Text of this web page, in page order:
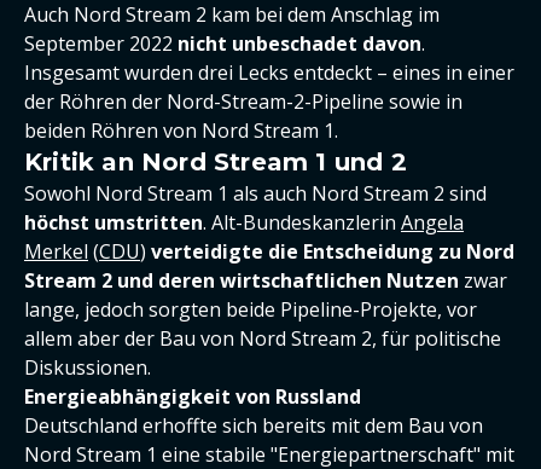
Auch Nord Stream 2 kam bei dem Anschlag im
September 2022 nicht unbeschadet davon.
Insgesamt wurden drei Lecks entdeckt – eines in einer
der Röhren der Nord-Stream-2-Pipeline sowie in
beiden Röhren von Nord Stream 1.
Kritik an Nord Stream 1 und 2
Sowohl Nord Stream 1 als auch Nord Stream 2 sind
höchst umstritten. Alt-Bundeskanzlerin Angela
Merkel (CDU) verteidigte die Entscheidung zu Nord
Stream 2 und deren wirtschaftlichen Nutzen zwar
lange, jedoch sorgten beide Pipeline-Projekte, vor
allem aber der Bau von Nord Stream 2, für politische
Diskussionen.
Energieabhängigkeit von Russland
Deutschland erhoffte sich bereits mit dem Bau von
Nord Stream 1 eine stabile "Energiepartnerschaft" mit